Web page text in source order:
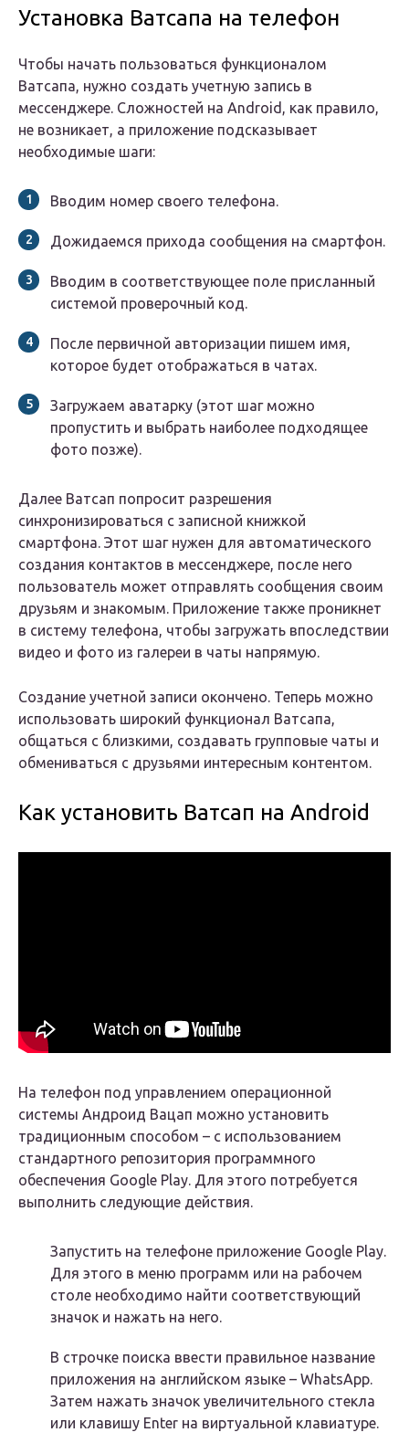
Установка Ватсапа на телефон
Чтобы начать пользоваться функционалом
Ватсапа, нужно создать учетную запись в
мессенджере. Сложностей на Android, как правило,
не возникает, а приложение подсказывает
необходимые шаги:
Вводим номер своего телефона.
Дожидаемся прихода сообщения на смартфон.
Вводим в соответствующее поле присланный
системой проверочный код.
После первичной авторизации пишем имя,
которое будет отображаться в чатах.
Загружаем аватарку (этот шаг можно
пропустить и выбрать наиболее подходящее
фото позже).
Далее Ватсап попросит разрешения
синхронизироваться с записной книжкой
смартфона. Этот шаг нужен для автоматического
создания контактов в мессенджере, после него
пользователь может отправлять сообщения своим
друзьям и знакомым. Приложение также проникнет
в систему телефона, чтобы загружать впоследствии
видео и фото из галереи в чаты напрямую.
Создание учетной записи окончено. Теперь можно
использовать широкий функционал Ватсапа,
общаться с близкими, создавать групповые чаты и
обмениваться с друзьями интересным контентом.
Как установить Ватсап на Android
На телефон под управлением операционной
системы Андроид Вацап можно установить
традиционным способом – с использованием
стандартного репозитория программного
обеспечения Google Play. Для этого потребуется
выполнить следующие действия.
Запустить на телефоне приложение Google Play.
Для этого в меню программ или на рабочем
столе необходимо найти соответствующий
значок и нажать на него.
В строчке поиска ввести правильное название
приложения на английском языке – WhatsApp.
Затем нажать значок увеличительного стекла
или клавишу Enter на виртуальной клавиатуре.